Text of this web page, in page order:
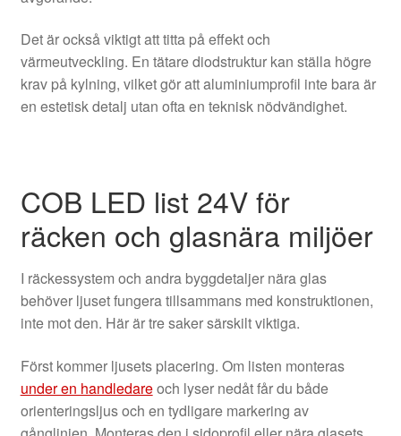
Det är också viktigt att titta på effekt och
värmeutveckling. En tätare diodstruktur kan ställa högre
krav på kylning, vilket gör att aluminiumprofil inte bara är
en estetisk detalj utan ofta en teknisk nödvändighet.
COB LED list 24V för
räcken och glasnära miljöer
I räckessystem och andra byggdetaljer nära glas
behöver ljuset fungera tillsammans med konstruktionen,
inte mot den. Här är tre saker särskilt viktiga.
Först kommer ljusets placering. Om listen monteras
under en handledareoch lyser nedåt får du både
orienteringsljus och en tydligare markering av